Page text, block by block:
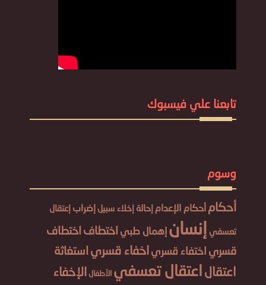
تابعنا علي فيسبوك
وسوم
أحكام أحكام الإعدام إحالة إخلاء سبيل إضراب إعتقال
تعسفي إنسان إهمال طبي اختطاف اختطاف
قسري اختفاء قسري اخفاء قسري استغاثة
اعتقال اعتقال تعسفي الأطفال
الإخفاء